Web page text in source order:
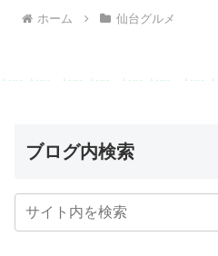
ホーム 仙台グルメ
ブログ内検索